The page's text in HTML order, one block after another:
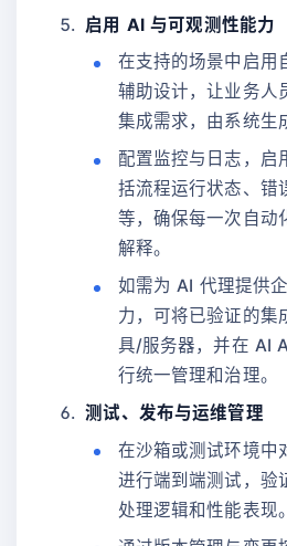
启用 AI 与可观测性能力
在支持的场景中启用
辅助设计，让业务人
集成需求，由系统生
配置监控与日志，启
括流程运行状态、错
等，确保每一次自动
解释。
如需为 AI 代理提供
力，可将已验证的集
具/服务器，并在 AI
行统一管理和治理。
测试、发布与运维管理
在沙箱或测试环境中
进行端到端测试，验
处理逻辑和性能表现。